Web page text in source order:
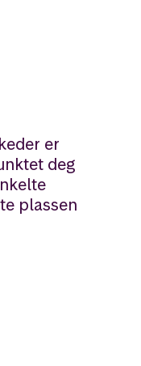
er
deg
plassen